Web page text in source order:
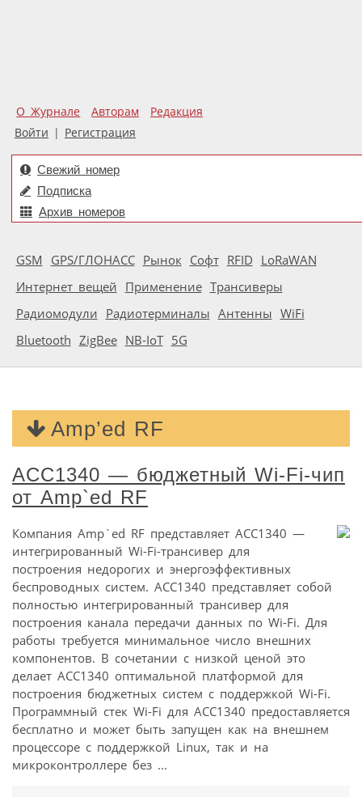
О Журнале Авторам
Редакция
Войти | Регистрация
Свежий номер
Подписка
Архив номеров
GSM GPS/ГЛОНАСС Рынок Софт RFID LoRaWAN
Интернет вещей Применение Трансиверы
Радиомодули Радиотерминалы Антенны WiFi
Bluetooth ZigBee NB-IoT 5G
Amp’ed RF
ACC1340 — бюджетный Wi-Fi-чип
от Amp`ed RF
Компания Amp`ed RF представляет ACC1340 —
интегрированный Wi-Fi-трансивер для
построения недорогих и энергоэффективных
беспроводных систем. ACC1340 представляет собой
полностью интегрированный трансивер для
построения канала передачи данных по Wi-Fi. Для
работы требуется минимальное число внешних
компонентов. В сочетании с низкой ценой это
делает ACC1340 оптимальной платформой для
построения бюджетных систем с поддержкой Wi-Fi.
Программный стек Wi-Fi для ACC1340 предоставляется
бесплатно и может быть запущен как на внешнем
процессоре с поддержкой Linux, так и на
микроконтроллере без ...